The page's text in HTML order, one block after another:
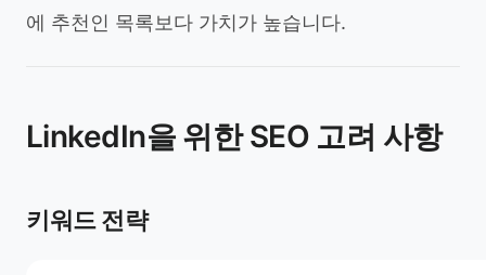
에 추천인 목록보다 가치가 높습니다.
LinkedIn을 위한 SEO 고려 사항
키워드 전략